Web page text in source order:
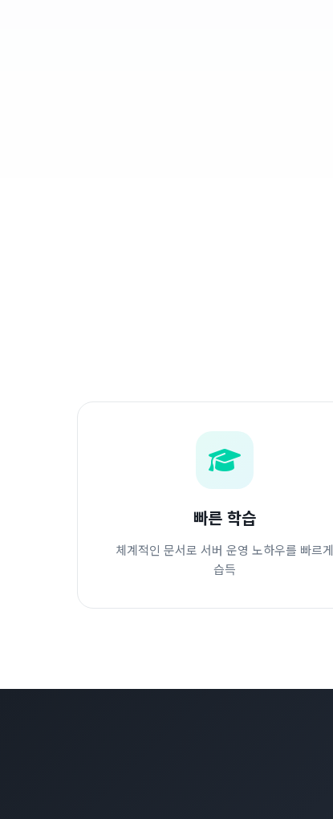
빠른 학습
체계적인 문서로 서버 운영 노하우를 빠르게
습득